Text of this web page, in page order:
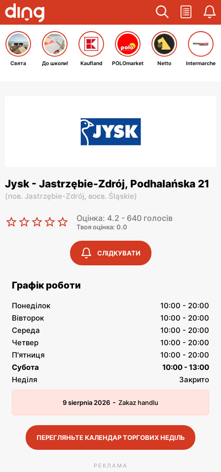
Свята До школи! Kaufland POLOmarket Netto Intermarche
Jysk - Jastrzębie-Zdrój, Podhalańska 21
(пов. Jastrzębie-Zdrój, воєв. Śląskie)
Оцінка: 4.2 - 640 голосів
Твоя оцінка: 0.0
СЛІДКУВАТИ
Графік роботи
Понеділок
10:00 - 20:00
Вівторок
10:00 - 20:00
Середа
10:00 - 20:00
Четвер
10:00 - 20:00
П'ятниця
10:00 - 20:00
Субота
10:00 - 13:00
Неділя
Закрито
9 sierpnia 2026 - Zakaz handlu
ПЕРЕГЛЯНЬТЕ КАЛЕНДАР ТОРГОВИХ НЕДІЛЬ
РЕКЛАМА